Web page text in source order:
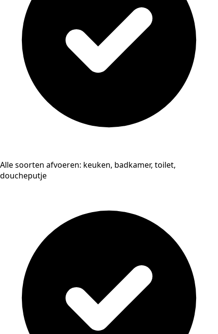
Alle soorten afvoeren: keuken, badkamer, toilet,
doucheputje